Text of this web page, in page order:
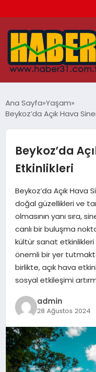
HATAY
YAŞAM
EKONOMI
GÜNDEM
MAGAZIN
SAĞLIK
TEKNOLOJI
Ana Sayfa Yaşam
Beykoz’da Açık Hava
Beykoz’da
Etkinlikleri
Beykoz’da Açık Hava
doğal güzellikleri ve
olmasının yanı sıra,
canlı bir buluşma
kültür sanat etkinlikleri
önemli bir yer
birlikte, açık hava
sosyal etkileşimi
admin
28 Ağustos 2024